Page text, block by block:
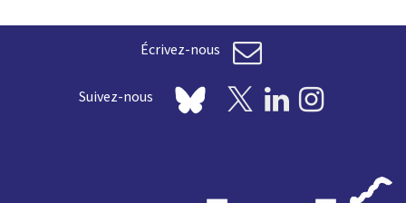
Écrivez-nous
Suivez-nous